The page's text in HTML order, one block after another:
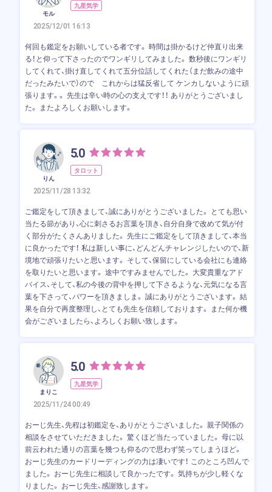
モル
九星気学
2025/12/01 16:13
何回も鑑定をお願いしている者です。 時間は掛かるけど仲直り出来
る！と仰って下さったのでワンギリしてみました。 数秒後にワンギリ
してくれて、掛け直してくれて五分位話してくれた（まだ飲みの途中
だったみたいで）ので これからは猛反省して ケンカしないように頑
張ります。。 先生は辛い時の心の支えです！！ ありがとうございまし
た。 またよろしくお願いします。
りん
5.0
タロット
2025/11/28 13:32
ご鑑定をして頂きまして、誠にありがとうございました。 とても思い
当たる節があり、心に刺さるお言葉を頂き、自分自身で改めて気が付
く部分がたくさんありました。 先生にご鑑定をして頂きまして、本当
に良かったです！ 私は新しい事に、どんどんチャレンジしたいので、新
境地で頑張りたいと思います。 そして、保留にしている会社にも連絡
を取りたいと思います。 途中ですみませんでした。 大変貴重なアド
バイス、そして、私の今後の背中を押して下さるような、元気になる言
葉を下さって、パワーを頂きましま。 誠にありがとうございます。 結
果を自分で再度整理し、とても先生を信頼しております。 また何か機
会がございましたら、よろしくお願い致します。
まりこ
5.0
九星気学
2025/11/24 00:49
おーじ先生、先程は初鑑定を、ありがとうございました。 親子関係の
相談をさせていただきました。 驚くほど当たっていました。 母に以
前云われた通りの言葉を幾つも仰るので思わず笑ってしまうほど。
おーじ先生のカードリーディングの力は凄いです！ このところ凹んで
ました。 おーじ先生に相談して良かったです。 気持ちが少し軽くな
りました。 おーじ先生、感謝致します。